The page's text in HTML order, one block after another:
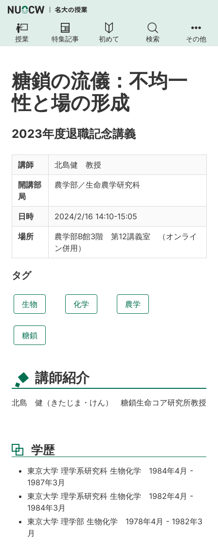
授業 特集記事 初めて 検索 その他
糖鎖の流儀：不均一
性と場の形成
2023年度退職記念講義
講師 北島健 教授
開講部
局
農学部／生命農学研究科
日時 2024/2/16 14:10-15:05
場所
農学部B館3階 第12講義室 （オンライ
ン併用）
タグ
生物 化学 農学
糖鎖
講師紹介
北島 健（きたじま・けん） 糖鎖生命コア研究所教授
学歴
東京大学 理学系研究科 生物化学 1984年4月 -
1987年3月
東京大学 理学系研究科 生物化学 1982年4月 -
1984年3月
東京大学 理学部 生物化学 1978年4月 - 1982年3
月